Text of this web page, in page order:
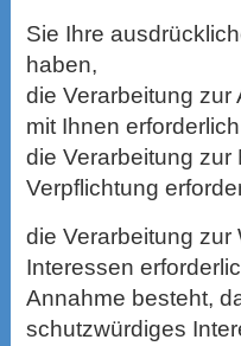
Sie Ihre
haben,
die Verarbeitung zur
mit Ihnen
die Verarbeitung zur
Verpflichtung
die Verarbeitung zur
Interessen
Annahme besteht,
schutzwürdiges